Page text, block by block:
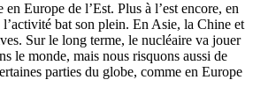
Europe de l’Est. Plus à l’est encore, en
bat son plein. En Asie, la Chine et
Sur le long terme, le nucléaire va jouer
le monde, mais nous risquons aussi de
parties du globe, comme en Europe